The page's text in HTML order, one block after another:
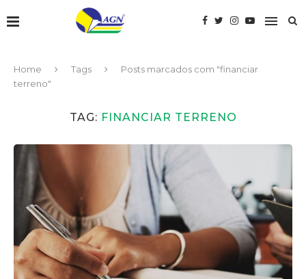
Home Tags
Posts marcados com "financiar
terreno"
TAG: FINANCIAR TERRENO